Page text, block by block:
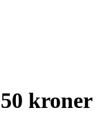
kroner